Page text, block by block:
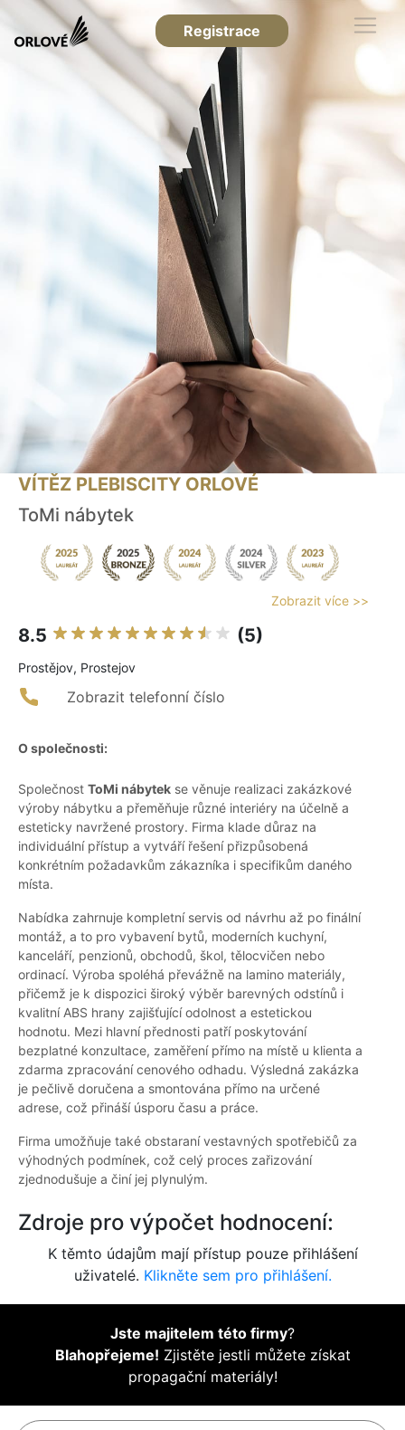
Registrace
VÍTĚZ PLEBISCITY ORLOVÉ
ToMi nábytek
Zobrazit více >>
8.5 (5)
Prostějov, Prostejov
Zobrazit telefonní číslo
O společnosti:
Společnost ToMi nábytek se věnuje realizaci zakázkové
výroby nábytku a přeměňuje různé interiéry na účelně a
esteticky navržené prostory. Firma klade důraz na
individuální přístup a vytváří řešení přizpůsobená
konkrétním požadavkům zákazníka i specifikům daného
místa.
Nabídka zahrnuje kompletní servis od návrhu až po finální
montáž, a to pro vybavení bytů, moderních kuchyní,
kanceláří, penzionů, obchodů, škol, tělocvičen nebo
ordinací. Výroba spoléhá převážně na lamino materiály,
přičemž je k dispozici široký výběr barevných odstínů i
kvalitní ABS hrany zajišťující odolnost a estetickou
hodnotu. Mezi hlavní přednosti patří poskytování
bezplatné konzultace, zaměření přímo na místě u klienta a
zdarma zpracování cenového odhadu. Výsledná zakázka
je pečlivě doručena a smontována přímo na určené
adrese, což přináší úsporu času a práce.
Firma umožňuje také obstaraní vestavných spotřebičů za
výhodných podmínek, což celý proces zařizování
zjednodušuje a činí jej plynulým.
Zdroje pro výpočet hodnocení:
K těmto údajům mají přístup pouze přihlášení
uživatelé. Klikněte sem pro přihlášení.
Jste majitelem této firmy?
Blahopřejeme! Zjistěte jestli můžete získat
propagační materiály!